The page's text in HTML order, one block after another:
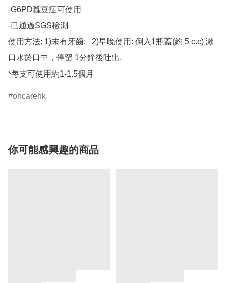
-G6PD蠶豆症可使用
-已通過SGS檢測
使用方法: 1)未有牙齒:   2)早晚使用: 倒入1瓶蓋(約 5 c.c) 漱
口水於口中，停留 1分鐘後吐出.
*每支可使用約1-1.5個月
ohcarehk
你可能感興趣的商品